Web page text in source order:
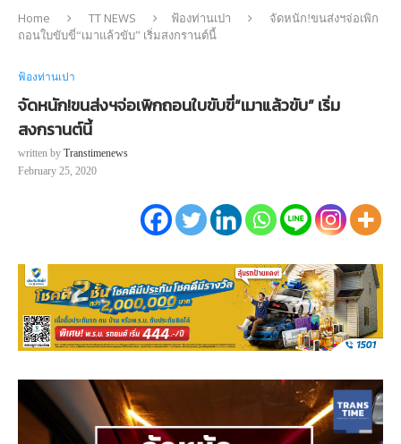
Home TT NEWS ฟ้องท่านเปา
จัดหนัก!ขนส่งฯจ่อเพิก
ถอนใบขับขี่“เมาแล้วขับ” เริ่มสงกรานต์นี้
ฟ้องท่านเปา
จัดหนัก!ขนส่งฯจ่อเพิกถอนใบขับขี่“เมาแล้วขับ” เริ่ม
สงกรานต์นี้
written by Transtimenews
February 25, 2020